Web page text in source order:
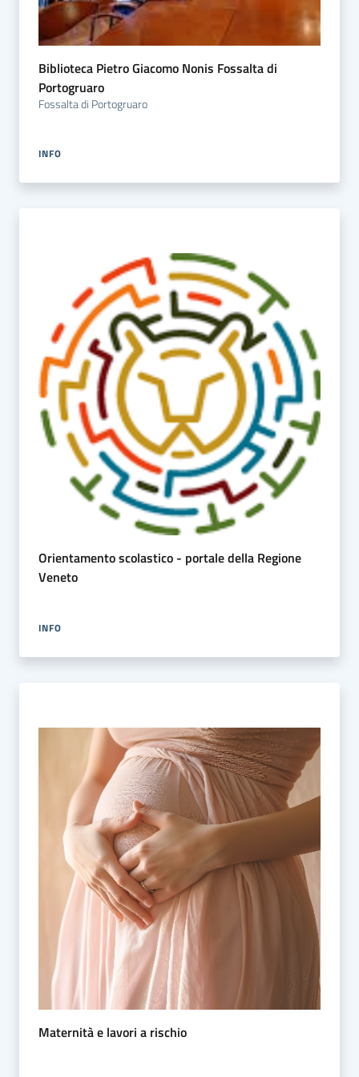
Biblioteca Pietro Giacomo Nonis Fossalta di
Portogruaro
Fossalta di Portogruaro
INFO
Orientamento scolastico - portale della Regione
Veneto
INFO
Maternità e lavori a rischio